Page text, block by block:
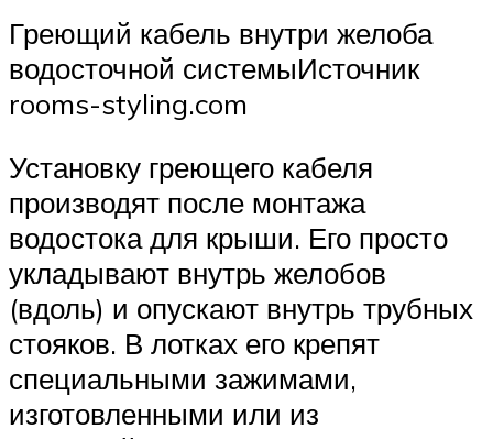
Греющий кабель внутри желоба
водосточной системыИсточник
rooms-styling.com
Установку греющего кабеля
производят после монтажа
водостока для крыши. Его просто
укладывают внутрь желобов
(вдоль) и опускают внутрь трубных
стояков. В лотках его крепят
специальными зажимами,
изготовленными или из